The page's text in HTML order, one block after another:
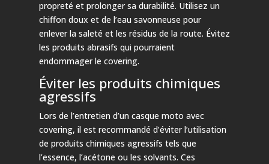
propreté et prolonger sa durabilité. Utilisez un
chiffon doux et de l’eau savonneuse pour
enlever la saleté et les résidus de la route. Évitez
les produits abrasifs qui pourraient
endommager le covering.
Éviter les produits chimiques
agressifs
Lors de l’entretien d’un casque moto avec
covering, il est recommandé d’éviter l’utilisation
de produits chimiques agressifs tels que
l’essence, l’acétone ou les solvants. Ces